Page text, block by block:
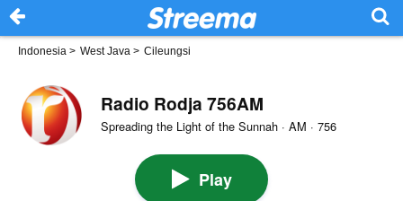
Indonesia > West Java > Cileungsi
Radio Rodja 756AM
Spreading the Light of the Sunnah · AM · 756
Play